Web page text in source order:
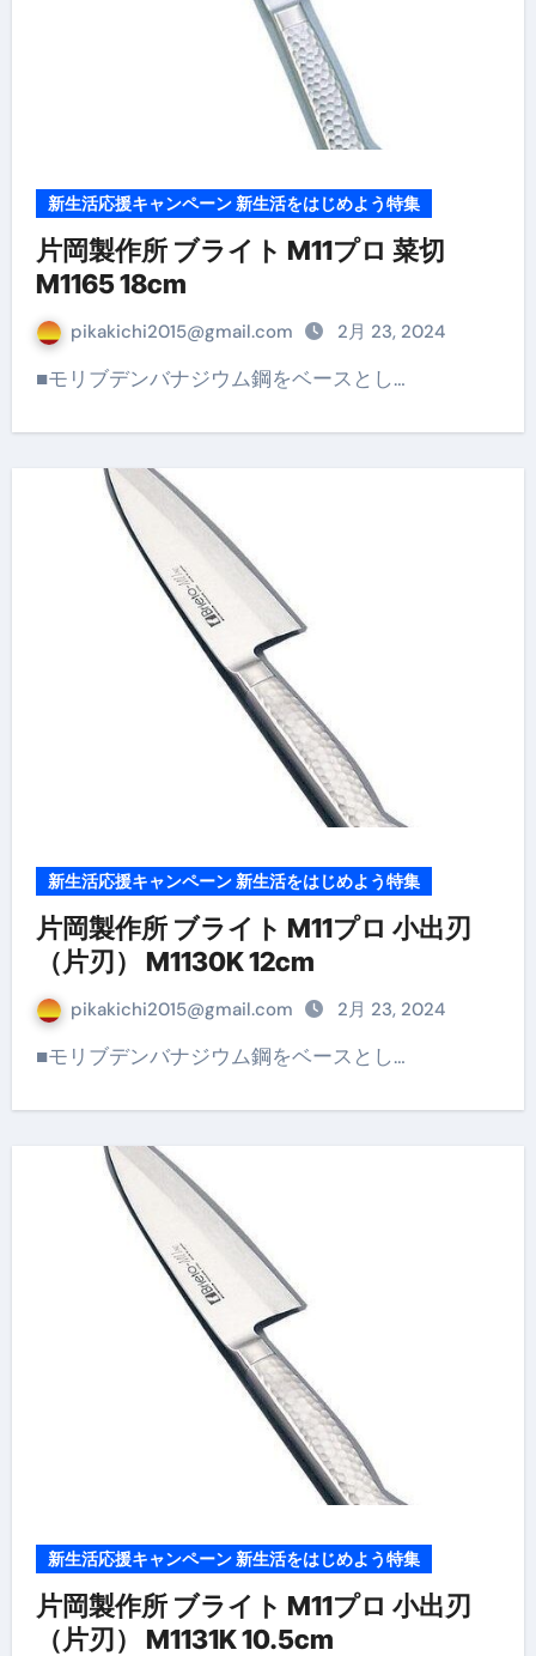
新生活応援キャンペーン 新生活をはじめよう特集
片岡製作所 ブライト M11プロ 菜切
M1165 18cm
pikakichi2015@gmail.com 2月 23, 2024
■モリブデンバナジウム鋼をベースとし…
新生活応援キャンペーン 新生活をはじめよう特集
片岡製作所 ブライト M11プロ 小出刃
（片刃） M1130K 12cm
pikakichi2015@gmail.com 2月 23, 2024
■モリブデンバナジウム鋼をベースとし…
新生活応援キャンペーン 新生活をはじめよう特集
片岡製作所 ブライト M11プロ 小出刃
（片刃） M1131K 10.5cm